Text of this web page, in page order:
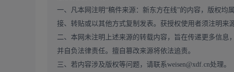
(3)符合教育部规定加分项目的考生，如“大学生志愿服务
“国际中文教育志愿者”等项目服务期满、考核合格的考生，
2.复试比例
参照教育部、山东省教育招生考试院关于2026年硕士研究
生实行差额复试，差额比例一般不低于120%(第一志愿上线
一、凡本网注明“稿件来源：新东方在线”的内容，版权
接、转贴或以其他方式复制发表。获授权使用者须注明来
二、本网未注明上述来源的转载内容，旨在传递更多信息
并自负法律责任。擅自篡改来源将依法追责。
三、若内容涉及版权等问题，请联系weisen@xdf.cn处理。